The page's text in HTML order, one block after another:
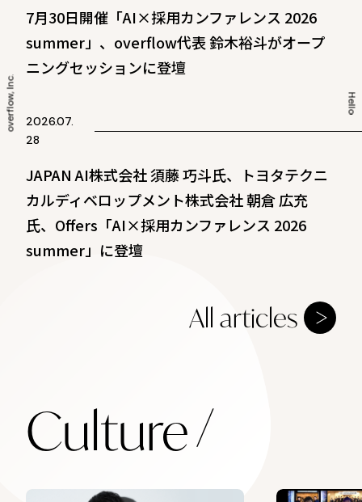
overflow, Inc. Hello
7月30日開催「AI×採用カンファレンス 2026
summer」、overflow代表 鈴木裕斗がオープ
ニングセッションに登壇
2026.07.
28
JAPAN AI株式会社 須藤 巧斗氏、トヨタテクニ
カルディベロップメント株式会社 朝倉 広充
氏、Offers「AI×採用カンファレンス 2026
summer」に登壇
All articles
Culture